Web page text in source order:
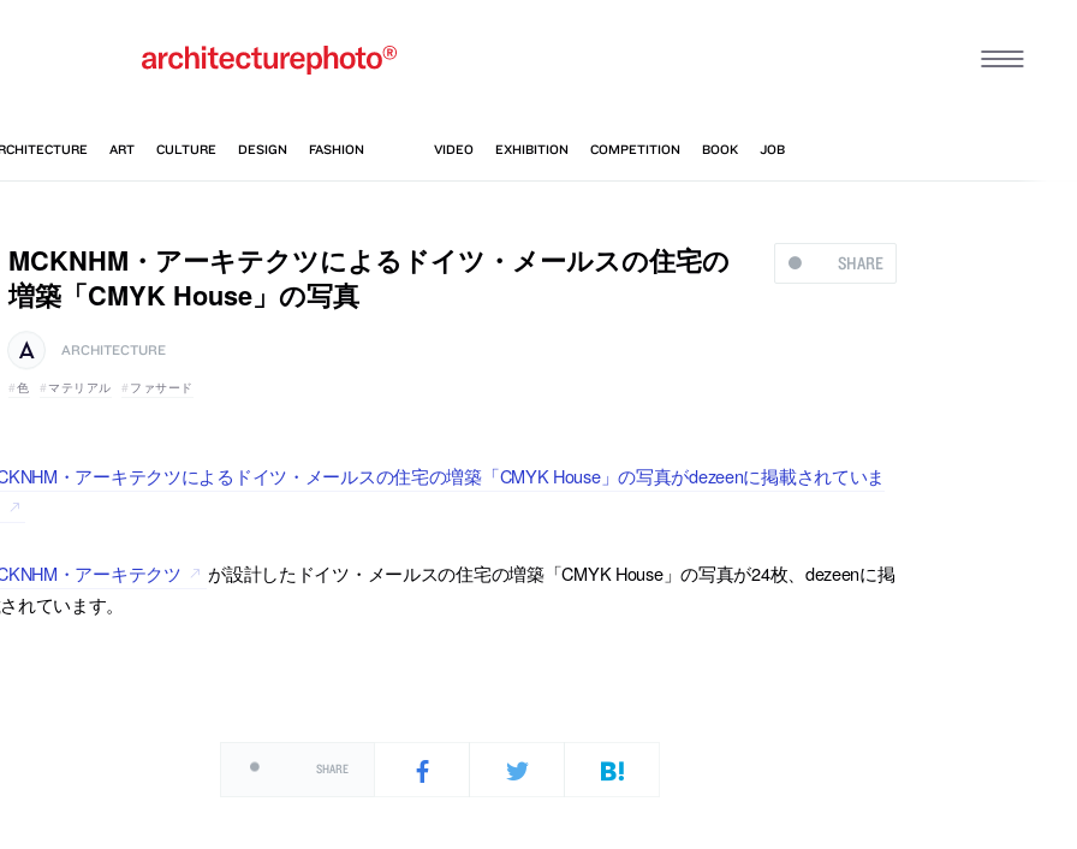
SHARE
MCKNHM・アーキテクツによるドイツ・メールスの住宅の
増築「CMYK House」の写真
ARCHITECTURE
色 マテリアル ファサード
・アーキテクツによるドイツ・メールスの住宅の増築「CMYK House」の写真がdezeenに掲載されていま
・アーキテクツ
が設計したドイツ・メールスの住宅の増築「CMYK House」の写真が24枚、dezeenに掲
れています。
SHARE